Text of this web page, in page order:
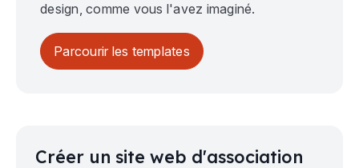
design, comme vous l'avez imaginé.
Parcourir les templates
Créer un site web d'association